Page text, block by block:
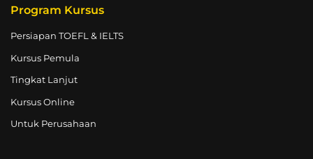
Program Kursus
Persiapan TOEFL & IELTS
Kursus Pemula
Tingkat Lanjut
Kursus Online
Untuk Perusahaan